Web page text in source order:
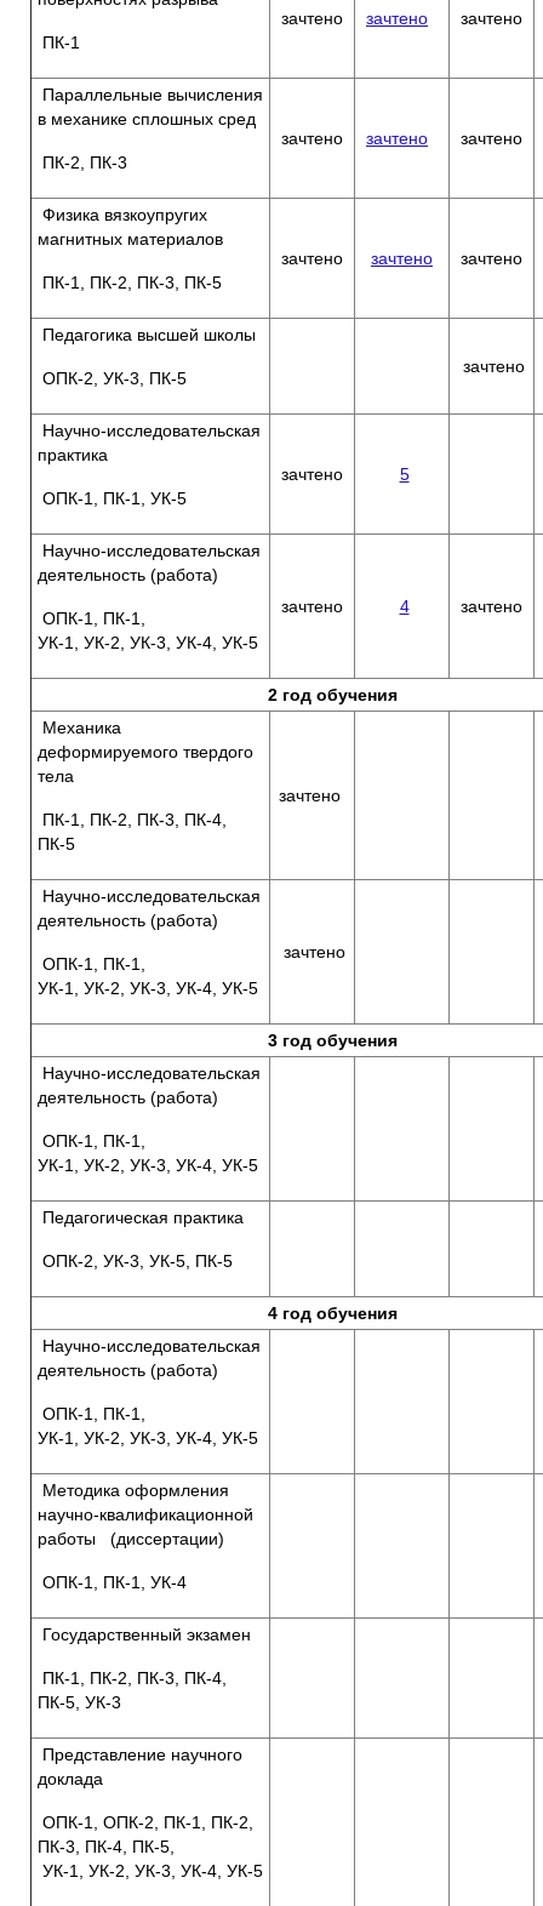
ПК-1
зачтено зачтено зачтено
Параллельные вычисления
в механике сплошных сред
ПК-2, ПК-3
зачтено зачтено зачтено
Физика вязкоупругих
магнитных материалов
ПК-1, ПК-2, ПК-3, ПК-5
зачтено зачтено зачтено
Педагогика высшей школы
ОПК-2, УК-3, ПК-5
зачтено
Научно-исследовательская
практика
ОПК-1, ПК-1, УК-5
зачтено 5
Научно-исследовательская
деятельность (работа)
ОПК-1, ПК-1,
УК-1, УК-2, УК-3, УК-4, УК-5
зачтено 4 зачтено
2 год обучения
Механика
деформируемого твердого
тела
ПК-1, ПК-2, ПК-3, ПК-4,
ПК-5
зачтено
Научно-исследовательская
деятельность (работа)
ОПК-1, ПК-1,
УК-1, УК-2, УК-3, УК-4, УК-5
зачтено
3 год обучения
Научно-исследовательская
деятельность (работа)
ОПК-1, ПК-1,
УК-1, УК-2, УК-3, УК-4, УК-5
Педагогическая практика
ОПК-2, УК-3, УК-5, ПК-5
4 год обучения
Научно-исследовательская
деятельность (работа)
ОПК-1, ПК-1,
УК-1, УК-2, УК-3, УК-4, УК-5
Методика оформления
научно-квалификационной
работы (диссертации)
ОПК-1, ПК-1, УК-4
Государственный экзамен
ПК-1, ПК-2, ПК-3, ПК-4,
ПК-5, УК-3
Представление научного
доклада
ОПК-1, ОПК-2, ПК-1, ПК-2,
ПК-3, ПК-4, ПК-5,
УК-1, УК-2, УК-3, УК-4, УК-5